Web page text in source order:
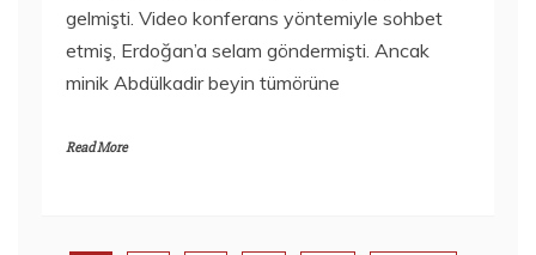
gelmişti. Video konferans yöntemiyle sohbet
etmiş, Erdoğan’a selam göndermişti. Ancak
minik Abdülkadir beyin tümörüne
Read More